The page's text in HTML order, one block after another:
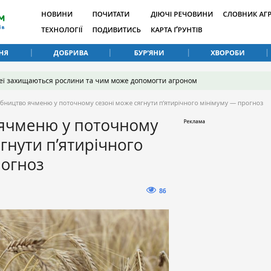
НОВИНИ
ТЕХНОЛОГІЇ
ПОЧИТАТИ
ПОДИВИТИСЬ
ДІЮЧІ РЕЧОВИНИ
КАРТА ҐРУНТІВ
СЛОВНИК
ДОБРИВА БУР’ЯНИ ХВОРОБИ
захищаються рослини та чим може допомогти агроном
ячменю у поточному сезоні може сягнути п’ятирічного мінімуму — прогноз
у поточному
п’ятирічного
86